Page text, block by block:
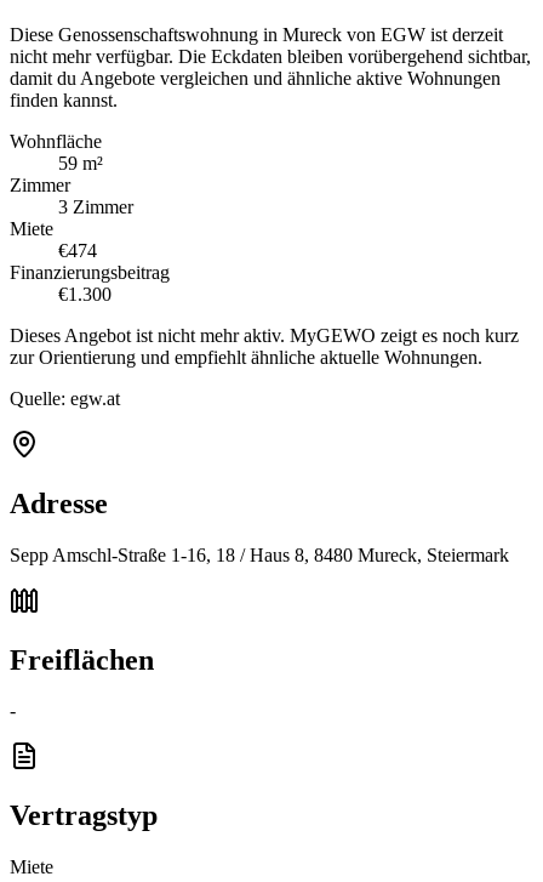
Diese Genossenschaftswohnung in Mureck von EGW ist derzeit
nicht mehr verfügbar. Die Eckdaten bleiben vorübergehend sichtbar,
damit du Angebote vergleichen und ähnliche aktive Wohnungen
finden kannst.
Wohnfläche
59 m²
Zimmer
3 Zimmer
Miete
€474
Finanzierungsbeitrag
€1.300
Dieses Angebot ist nicht mehr aktiv. MyGEWO zeigt es noch kurz
zur Orientierung und empfiehlt ähnliche aktuelle Wohnungen.
Quelle: egw.at
Adresse
Sepp Amschl-Straße 1-16, 18 / Haus 8, 8480 Mureck, Steiermark
Freiflächen
-
Vertragstyp
Miete